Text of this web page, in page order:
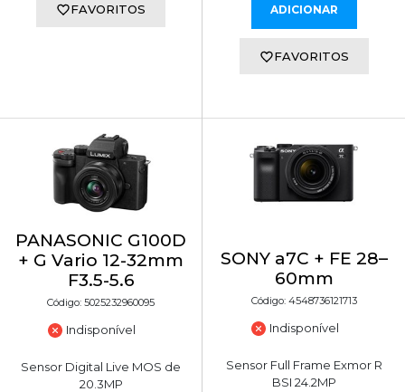
FAVORITOS ADICIONAR
FAVORITOS
PANASONIC G100D
+ G Vario 12-32mm
F3.5-5.6
Código: 5025232960095
Indisponível
Sensor Digital Live MOS de
20.3MP
SONY a7C + FE 28–
60mm
Código: 4548736121713
Indisponível
Sensor Full Frame Exmor R
BSI 24.2MP